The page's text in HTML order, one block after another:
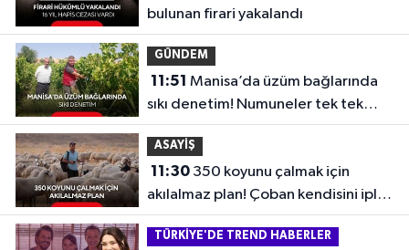
bulunan firari yakalandı
GÜNDEM
11:51
sıkı denetim! Numuneler tek tek
alındı...
ASAYİŞ
11:30350 koyunu çalmak için
akılalmaz plan! Çoban kendisini iple
bağlattı...
TÜRKİYE'DE TREND HABERLER